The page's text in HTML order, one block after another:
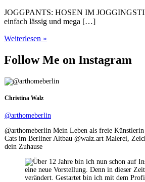
JOGGPANTS: HOSEN IM
einfach lässig und mega […]
JOGGPANTS
COOL
&
CASUAL,
Weiterlesen »
Follow Me on Instagram
Christina Walz
@arthomeberlin
@arthomeberlin Mein Leben als freie
Cats im Berliner Altbau @walz.art Malerei,
dein Zuhause